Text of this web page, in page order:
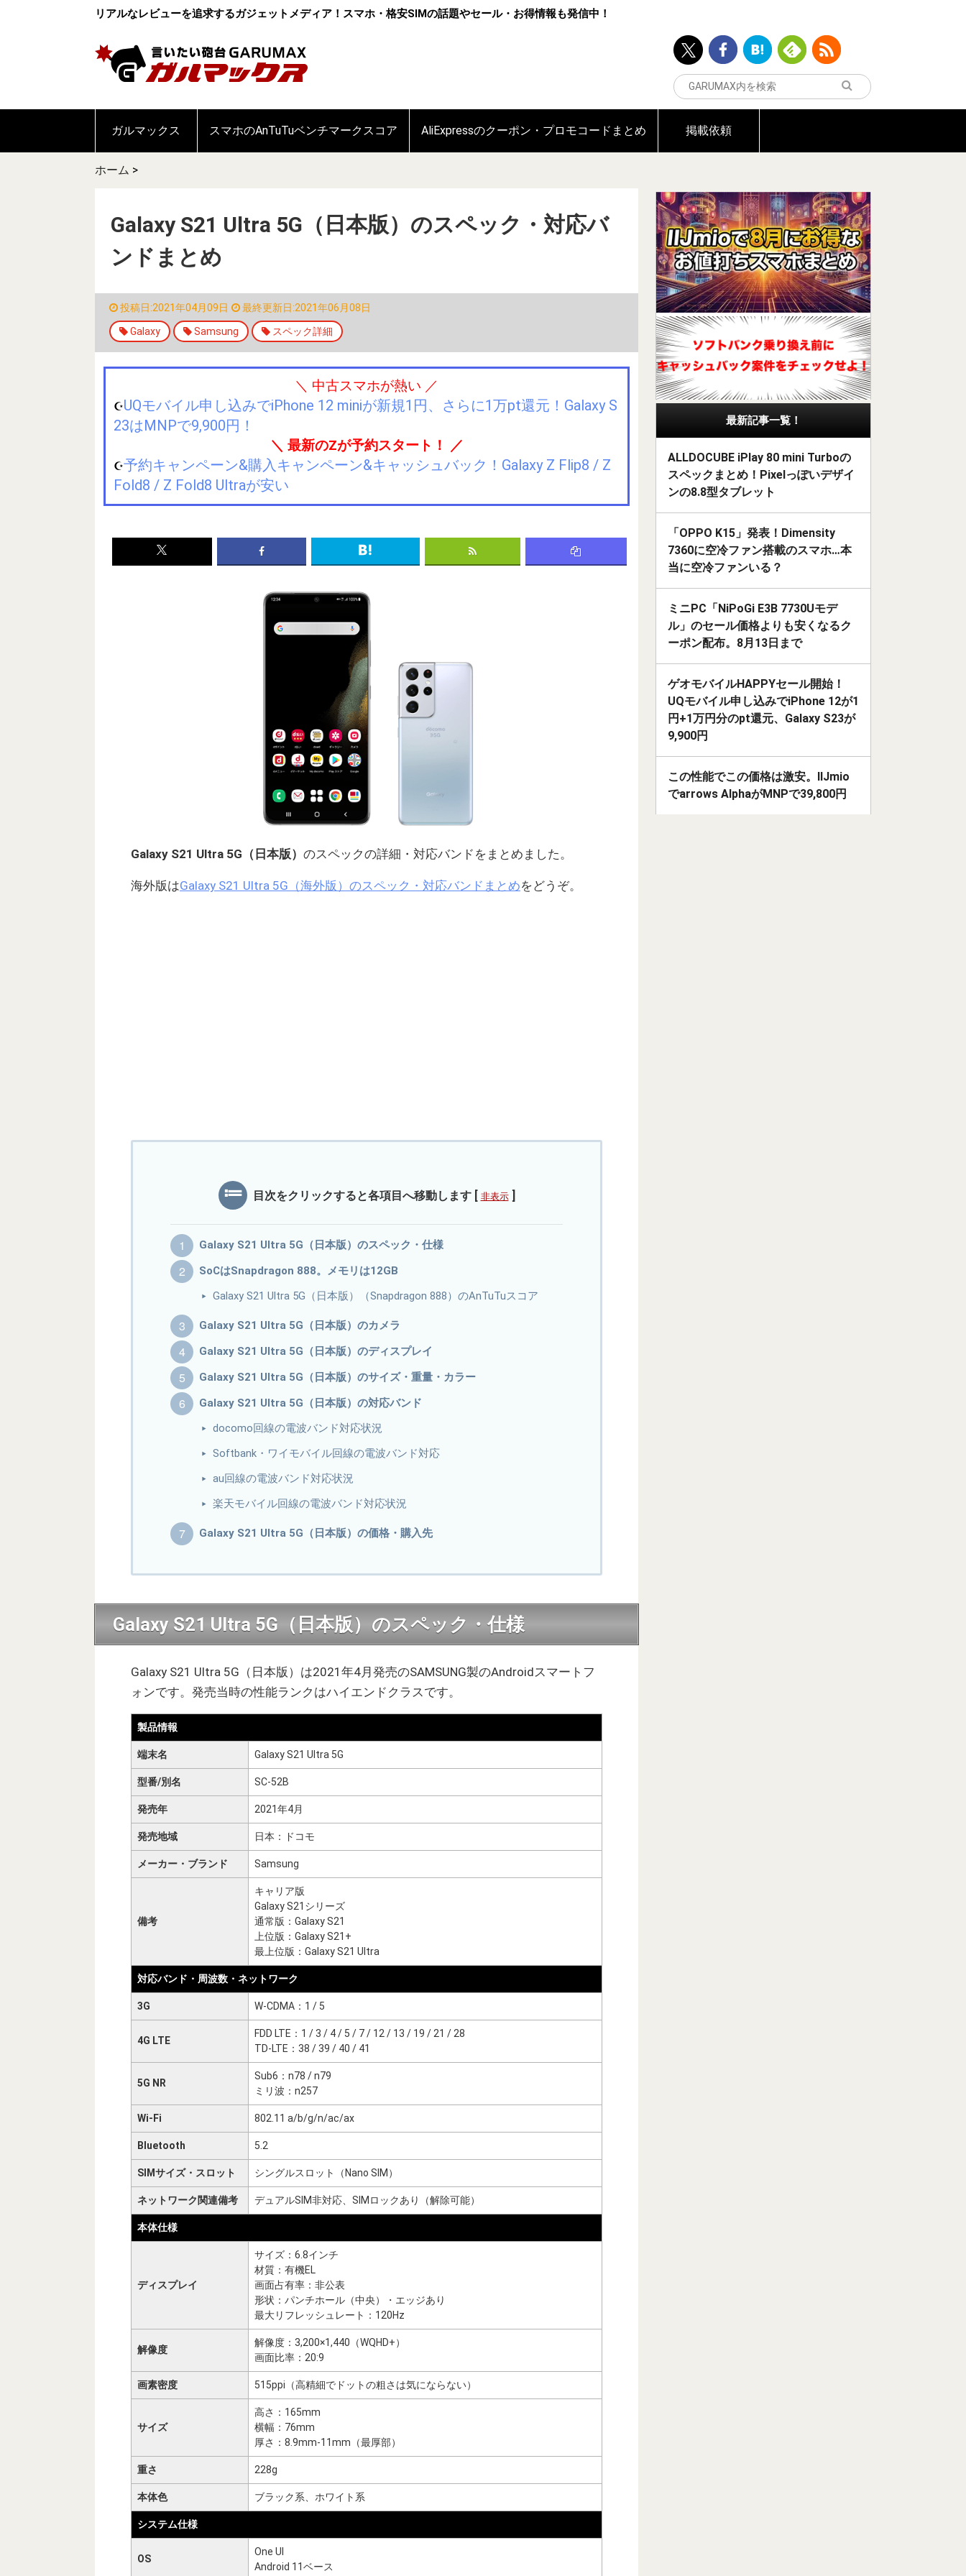
リアルなレビューを追求するガジェットメディア！スマホ・格安SIMの話題やセール・お得情報も発信中！
ガルマックス スマホのAnTuTuベンチマークスコア AliExpressのクーポン・プロモコードまとめ 掲載依頼
ホーム >
Galaxy S21 Ultra 5G（日本版）のスペック・対応バ
ンドまとめ
投稿日:2021年04月09日 最終更新日:2021年06月08日
Galaxy Samsung スペック詳細
＼ 中古スマホが熱い ／
☪️UQモバイル申し込みでiPhone 12 miniが新規1円、さらに1万pt還元！Galaxy S
23はMNPで9,900円！
＼ 最新のZが予約スタート！ ／
☪️予約キャンペーン&購入キャンペーン&キャッシュバック！Galaxy Z Flip8 / Z
Fold8 / Z Fold8 Ultraが安い
Galaxy S21 Ultra 5G（日本版） のスペックの詳細・対応バンドをまとめました。
海外版はGalaxy S21 Ultra 5G（海外版）のスペック・対応バンドまとめをどうぞ。
目次をクリックすると各項目へ移動します 非表示
Galaxy S21 Ultra 5G（日本版）のスペック・仕様
SoCはSnapdragon 888。メモリは12GB
Galaxy S21 Ultra 5G（日本版）（Snapdragon 888）のAnTuTuスコア
Galaxy S21 Ultra 5G（日本版）のカメラ
Galaxy S21 Ultra 5G（日本版）のディスプレイ
Galaxy S21 Ultra 5G（日本版）のサイズ・重量・カラー
Galaxy S21 Ultra 5G（日本版）の対応バンド
docomo回線の電波バンド対応状況
Softbank・ワイモバイル回線の電波バンド対応
au回線の電波バンド対応状況
楽天モバイル回線の電波バンド対応状況
Galaxy S21 Ultra 5G（日本版）の価格・購入先
Galaxy S21 Ultra 5G（日本版）のスペック・仕様
Galaxy S21 Ultra 5G（日本版）は2021年4月発売のSAMSUNG製のAndroidスマートフ
ォンです。発売当時の性能ランクはハイエンドクラスです。
製品情報
端末名 Galaxy S21 Ultra 5G
型番/別名 SC-52B
発売年 2021年4月
発売地域 日本：ドコモ
メーカー・ブランド Samsung
備考
キャリア版
Galaxy S21シリーズ
通常版：Galaxy S21
上位版：Galaxy S21+
最上位版：Galaxy S21 Ultra
対応バンド・周波数・ネットワーク
3G W-CDMA：1 / 5
4G LTE
FDD LTE：1 / 3 / 4 / 5 / 7 / 12 / 13 / 19 / 21 / 28
TD-LTE：38 / 39 / 40 / 41
5G NR
Sub6：n78 / n79
ミリ波：n257
Wi-Fi 802.11 a/b/g/n/ac/ax
Bluetooth 5.2
SIMサイズ・スロット シングルスロット（Nano SIM）
ネットワーク関連備考 デュアルSIM非対応、SIMロックあり（解除可能）
本体仕様
ディスプレイ
サイズ：6.8インチ
材質：有機EL
画面占有率：非公表
形状：パンチホール（中央）・エッジあり
最大リフレッシュレート：120Hz
解像度
解像度：3,200×1,440（WQHD+）
画面比率：20:9
画素密度 515ppi（高精細でドットの粗さは気にならない）
サイズ
高さ：165mm
横幅：76mm
厚さ：8.9mm-11mm（最厚部）
重さ 228g
本体色 ブラック系、ホワイト系
システム仕様
OS
One UI
Android 11ベース
最新記事一覧！
ALLDOCUBE iPlay 80 mini Turboの
スペックまとめ！Pixelっぽいデザイ
ンの8.8型タブレット
「OPPO K15」発表！Dimensity
7360に空冷ファン搭載のスマホ…本
当に空冷ファンいる？
ミニPC「NiPoGi E3B 7730Uモデ
ル」のセール価格よりも安くなるク
ーポン配布。8月13日まで
ゲオモバイルHAPPYセール開始！
UQモバイル申し込みでiPhone 12が1
円+1万円分のpt還元、Galaxy S23が
9,900円
この性能でこの価格は激安。IIJmio
でarrows AlphaがMNPで39,800円